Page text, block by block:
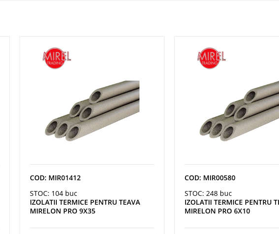
COD: MIR01412
STOC: 104 buc
IZOLATII TERMICE PENTRU TEAVA
MIRELON PRO 9X35
COD: MIR00580
STOC: 248 buc
IZOLATII TERMICE PENTRU
MIRELON PRO 6X10